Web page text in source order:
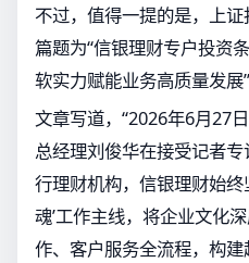
不过，值得一提的是，上
篇题为“信银理财专户投资
软实力赋能业务高质量发展”
文章写道，“2026年6月27
总经理刘俊华在接受记者
行理财机构，信银理财始终
魂’工作主线，将企业文化
作、客户服务全流程，构